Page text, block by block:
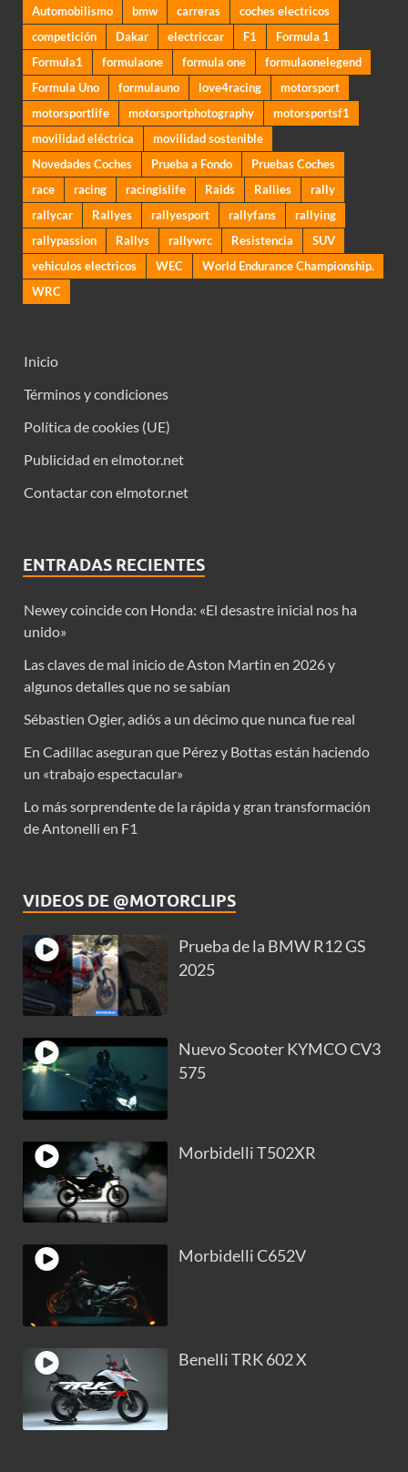
Automobilismo bmw carreras
coches electricos
competición
Dakar electriccar F1
Formula 1
Formula1
formulaone formula one
formulaonelegend
Formula Uno
formulauno love4racing
motorsport
motorsportlife
motorsportphotography
motorsportsf1
movilidad eléctrica
movilidad sostenible
Novedades Coches
Prueba a Fondo
Pruebas Coches
race
racing racingislife Raids Rallies
rally
rallycar
Rallyes rallyesport rallyfans
rallying
rallypassion
Rallys rallywrc Resistencia
SUV
vehiculos electricos
WEC
World Endurance Championship.
WRC
Inicio
Términos y condiciones
Política de cookies (UE)
Publicidad en elmotor.net
Contactar con elmotor.net
ENTRADAS RECIENTES
Newey coincide con Honda: «El desastre inicial nos ha
unido»
Las claves de mal inicio de Aston Martin en 2026 y
algunos detalles que no se sabían
Sébastien Ogier, adiós a un décimo que nunca fue real
En Cadillac aseguran que Pérez y Bottas están haciendo
un «trabajo espectacular»
Lo más sorprendente de la rápida y gran transformación
de Antonelli en F1
VIDEOS DE @MOTORCLIPS
Prueba de la BMW R12 GS
2025
Nuevo Scooter KYMCO CV3
575
Morbidelli T502XR
Morbidelli C652V
Benelli TRK 602 X